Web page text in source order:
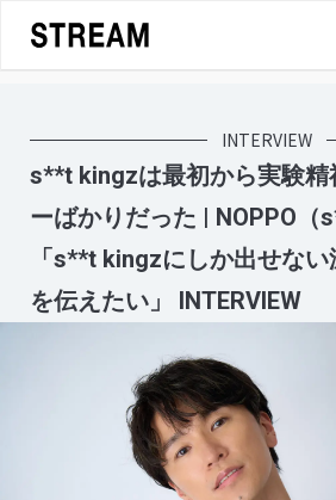
content
INTERVIEW
s**t kingzは最初から実験精
ーばかりだった | NOPPO（
「s**t kingzにしか出せな
を伝えたい」 INTERVIEW